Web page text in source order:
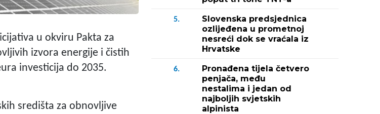
u okviru Pakta za
izvora energije i čistih
investicija do 2035.
središta za obnovljive
5.
Slovenska predsjednica
ozlijeđena u prometnoj
nesreći dok se vraćala iz
Hrvatske
6.
Pronađena tijela četvero
penjača, među
nestalima i jedan od
najboljih svjetskih
alpinista